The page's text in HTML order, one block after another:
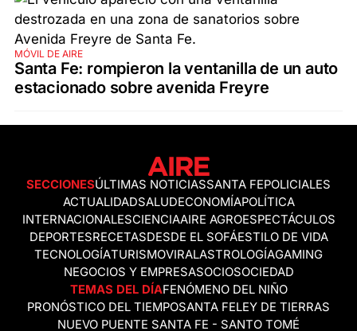
MÓVIL DE AIRE
Santa Fe: rompieron la ventanilla de un auto
estacionado sobre avenida Freyre
SECCIONESÚLTIMAS NOTICIASSANTA FEPOLICIALES
ACTUALIDADSALUDECONOMÍAPOLÍTICA
INTERNACIONALESCIENCIAAIRE AGROESPECTÁCULOS
DEPORTESRECETASDESDE EL SOFÁESTILO DE VIDA
TECNOLOGÍATURISMOVIRALASTROLOGÍAGAMING
NEGOCIOS Y EMPRESASOCIOSOCIEDAD
TEMAS DEL DÍAFENÓMENO DEL NIÑO
PRONÓSTICO DEL TIEMPOSANTA FELEY DE TIERRAS
NUEVO PUENTE SANTA FE - SANTO TOMÉ